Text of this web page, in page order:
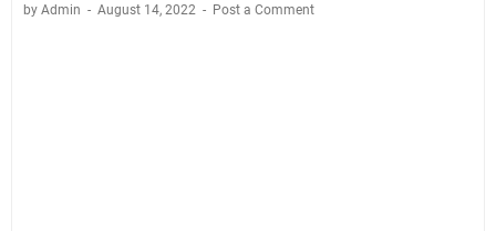
by Admin August 14, 2022 Post a Comment